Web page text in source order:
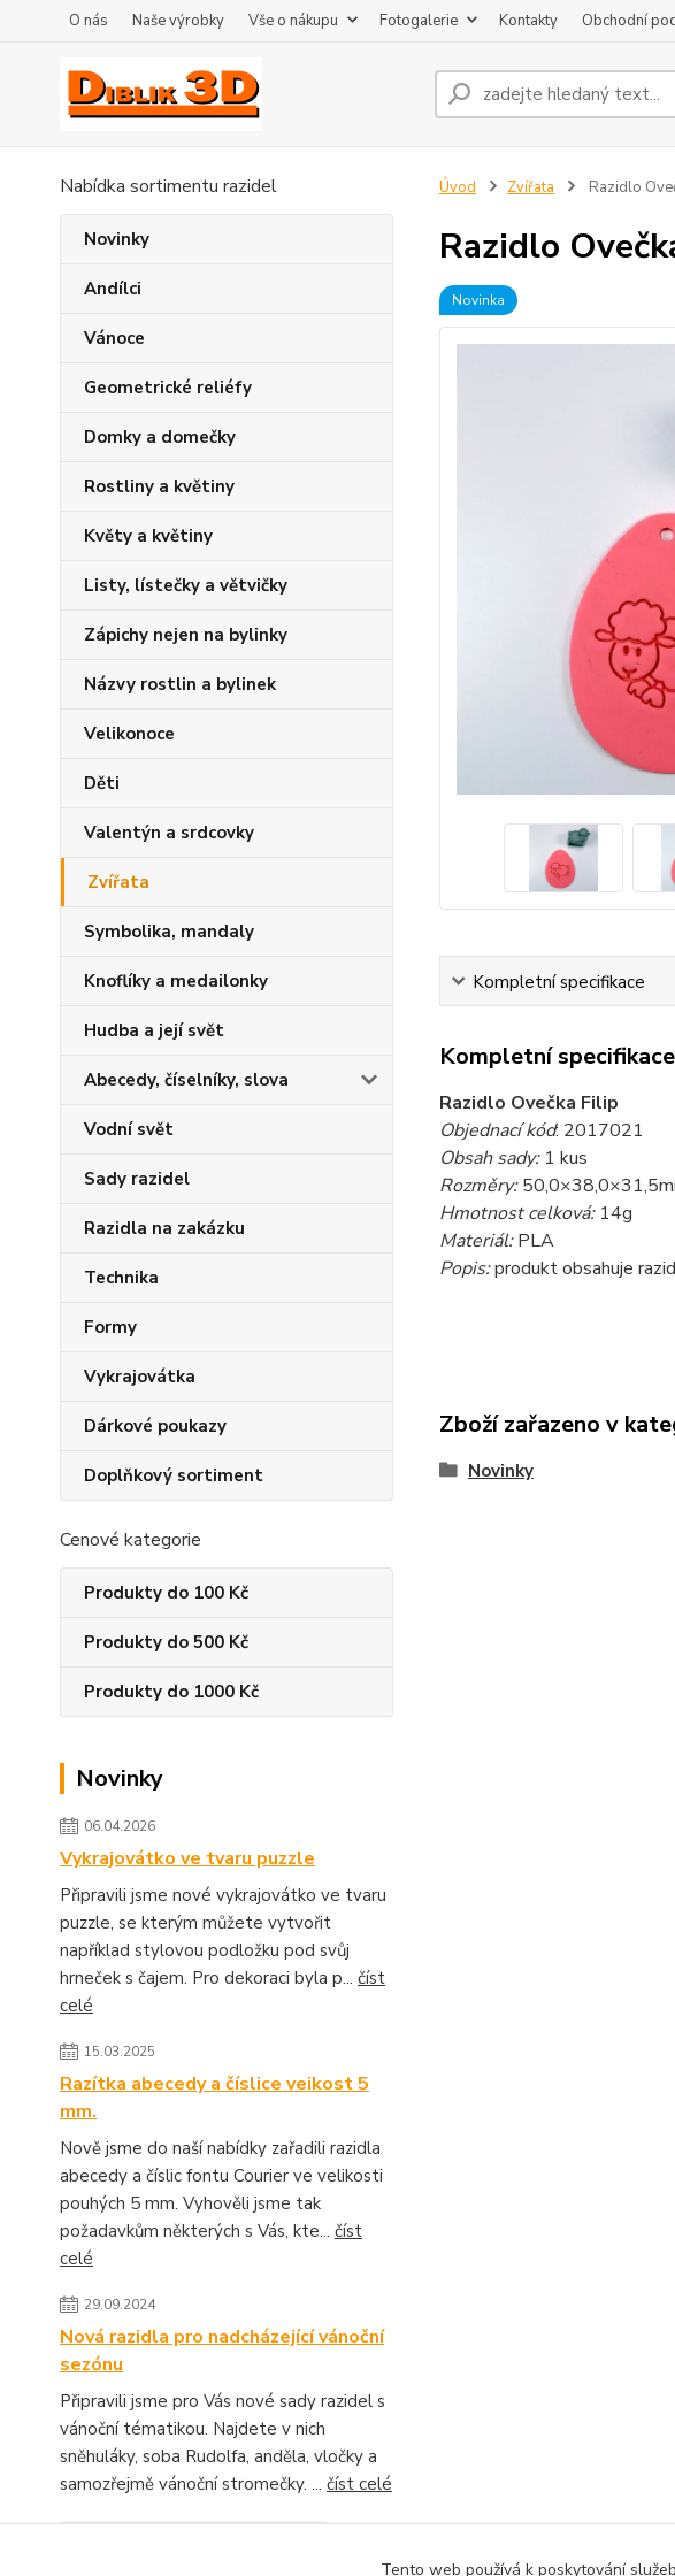
O nás Naše výrobky Vše o nákupu Fotogalerie Kontakty Obchodní
Nabídka sortimentu razidel
Novinky
Andílci
Vánoce
Geometrické reliéfy
Domky a domečky
Rostliny a květiny
Květy a květiny
Listy, lístečky a větvičky
Zápichy nejen na bylinky
Názvy rostlin a bylinek
Velikonoce
Děti
Valentýn a srdcovky
Zvířata
Symbolika, mandaly
Knoflíky a medailonky
Hudba a její svět
Abecedy, číselníky, slova
Vodní svět
Sady razidel
Razidla na zakázku
Technika
Formy
Vykrajovátka
Dárkové poukazy
Doplňkový sortiment
Cenové kategorie
Produkty do 100 Kč
Produkty do 500 Kč
Produkty do 1000 Kč
Novinky
06.04.2026
Vykrajovátko ve tvaru puzzle
Připravili jsme nové vykrajovátko ve tvaru
puzzle, se kterým můžete vytvořit
například stylovou podložku pod svůj
hrneček s čajem. Pro dekoraci byla p... číst
celé
15.03.2025
Razítka abecedy a číslice veikost 5
mm.
Nově jsme do naší nabídky zařadili razidla
abecedy a číslic fontu Courier ve velikosti
pouhých 5 mm. Vyhověli jsme tak
požadavkům některých s Vás, kte... číst
celé
29.09.2024
Nová razidla pro nadcházející vánoční
sezónu
Připravili jsme pro Vás nové sady razidel s
vánoční tématikou. Najdete v nich
sněhuláky, soba Rudolfa, anděla, vločky a
samozřejmě vánoční stromečky. ... číst celé
Úvod Zvířata Razidlo
Razidlo
Novinka
Kompletní specifikace
Kompletní specifikace
Razidlo Ovečka Filip
Objednací kód: 2017021
Obsah sady:1 kus
Rozměry:
Hmotnost celková:14g
Materiál:PLA
Popis:produkt obsahuje
Zboží zařazeno v
Novinky
Tento web používá k poskytování